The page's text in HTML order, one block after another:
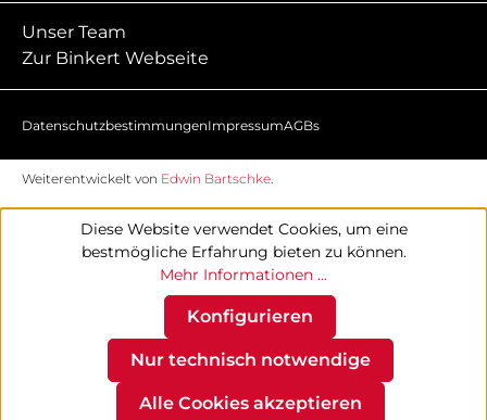
Unser Team
Zur Binkert Webseite
DatenschutzbestimmungenImpressumAGBs
Weiterentwickelt von Edwin Bartschke.
Diese Website verwendet Cookies, um eine
bestmögliche Erfahrung bieten zu können.
Mehr Informationen ...
Nur technisch notwendige
Konfigurieren
Alle Cookies akzeptieren